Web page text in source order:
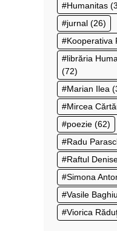
Humanitas
jurnal (26)
Kooperativa
librăria
(72)
Marian Ilea
Mircea
poezie (62)
Radu
Raftul
Simona
Vasile Baghiu
Viorica